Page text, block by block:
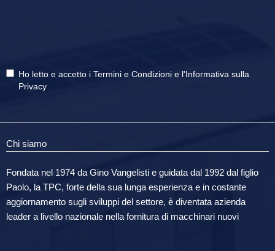
Ho letto e accetto i Termini e Condizioni e l'Informativa sulla
Privacy
Chi siamo
Fondata nel 1974 da Gino Vangelisti e guidata dal 1992 dal figlio
Paolo, la TPC, forte della sua lunga esperienza e in costante
aggiornamento sugli sviluppi del settore, è diventata azienda
leader a livello nazionale nella fornitura di macchinari nuovi